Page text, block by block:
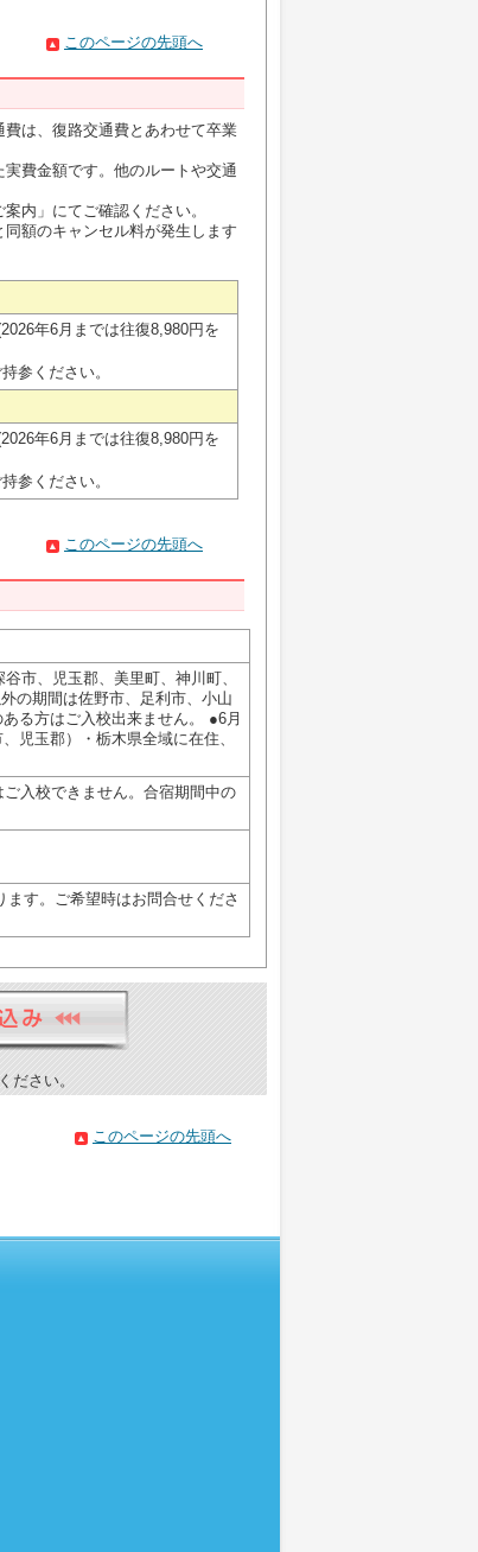
このページの先頭へ
は、復路交通費とあわせて卒業
費金額です。他のルートや交通
内」にてご確認ください。
額のキャンセル料が発生します
年6月までは往復8,980円を
参ください。
年6月までは往復8,980円を
参ください。
このページの先頭へ
市、児玉郡、美里町、神川町、
の期間は佐野市、足利市、小山
る方はご入校出来ません。 ●6月
児玉郡）・栃木県全域に在住、
入校できません。合宿期間中の
す。ご希望時はお問合せくださ
ださい。
このページの先頭へ